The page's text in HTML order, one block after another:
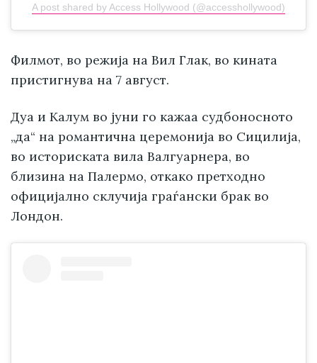
A post shared by Access Hollywood (@accesshollywood)
Филмот, во режија на Вил Глак, во кината
пристигнува на 7 август.
Дуа и Калум во јуни го кажаа судбоносното
„да“ на романтична церемонија во Сицилија,
во историската вила Валгуарнера, во
близина на Палермо, откако претходно
официјално склучија граѓански брак во
Лондон.